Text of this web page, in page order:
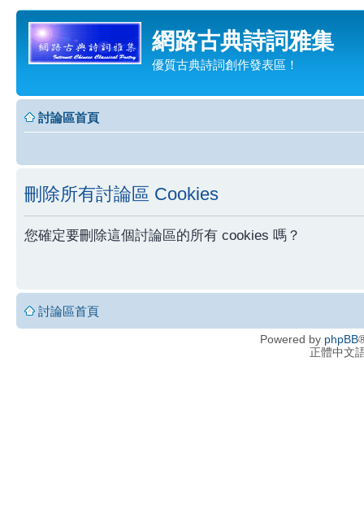
網路古典詩詞雅集
優質古典詩詞創作發表區！
討論區首頁
刪除所有討論區 Cookies
您確定要刪除這個討論區的所有 cookies 嗎？
討論區首頁
Powered by phpBB
正體中文